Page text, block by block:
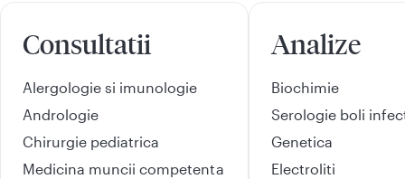
Consultatii
Alergologie si imunologie
Andrologie
Chirurgie pediatrica
Medicina muncii competenta
Analize
Biochimie
Serologie boli
Genetica
Electroliti